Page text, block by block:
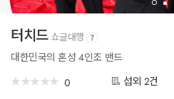
터치드 쇼글대행
대한민국의 혼성 4인조 밴드
★★★★★
★★★★★ 0 섭외 2건